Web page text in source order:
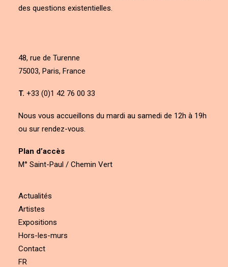
des questions existentielles.
48, rue de Turenne
75003, Paris, France
T. +33 (0)1 42 76 00 33
Nous vous accueillons du mardi au samedi de 12h à 19h
ou sur rendez-vous.
Plan d’accès
M° Saint-Paul / Chemin Vert
Actualités
Artistes
Expositions
Hors-les-murs
Contact
FR